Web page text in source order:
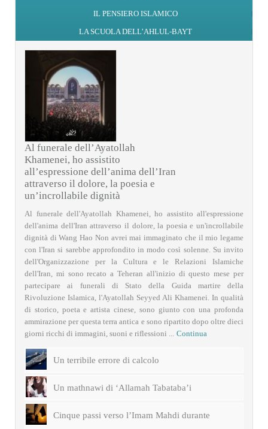
IL PENSIERO ISLAMICO
LA SCUOLA DELL’AHLUL-BAYT
Al funerale dell’Ayatollah
Khamenei, ho assistito
all’espressione dell’anima dell’Iran
attraverso il dolore, la poesia e
un’incrollabile dignità
Al funerale dell'Ayatollah Khamenei, ho assistito all'espressione
dell'anima dell'Iran attraverso il dolore, la poesia e un'incrollabile
dignità di Wang Hao Non avrei mai immaginato che il mio legame
con l'Iran si sarebbe approfondito in modo così solenne. Su invito
dell'Organizzazione per la Cultura e le Relazioni Islamiche
dell'Iran, mi sono recato a Teheran all'inizio di questo mese per
partecipare ai funerali di Stato della Guida martire della
Rivoluzione Islamica, l'Ayatollah Seyyed Ali Khamenei. In qualità
di storico, poeta e artista cinese, sono giunto con una profonda
ammirazione per questa terra antica e sono ripartito dopo oltre dieci
giorni ricchi di immagini, suoni e riflessioni ...
Continua
Un terribile errore di calcolo
Un mathnawi di ‘Allamah Tabataba’i
Cinque passi verso l’Imam Mahdi durante